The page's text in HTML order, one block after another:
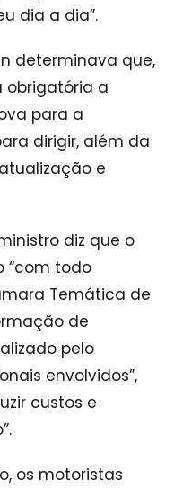
dia a dia”.
determinava que,
obrigatória a
para a
dirigir, além da
e
diz que o
“com todo
Temática de
de
pelo
envolvidos”,
custos e
os motoristas